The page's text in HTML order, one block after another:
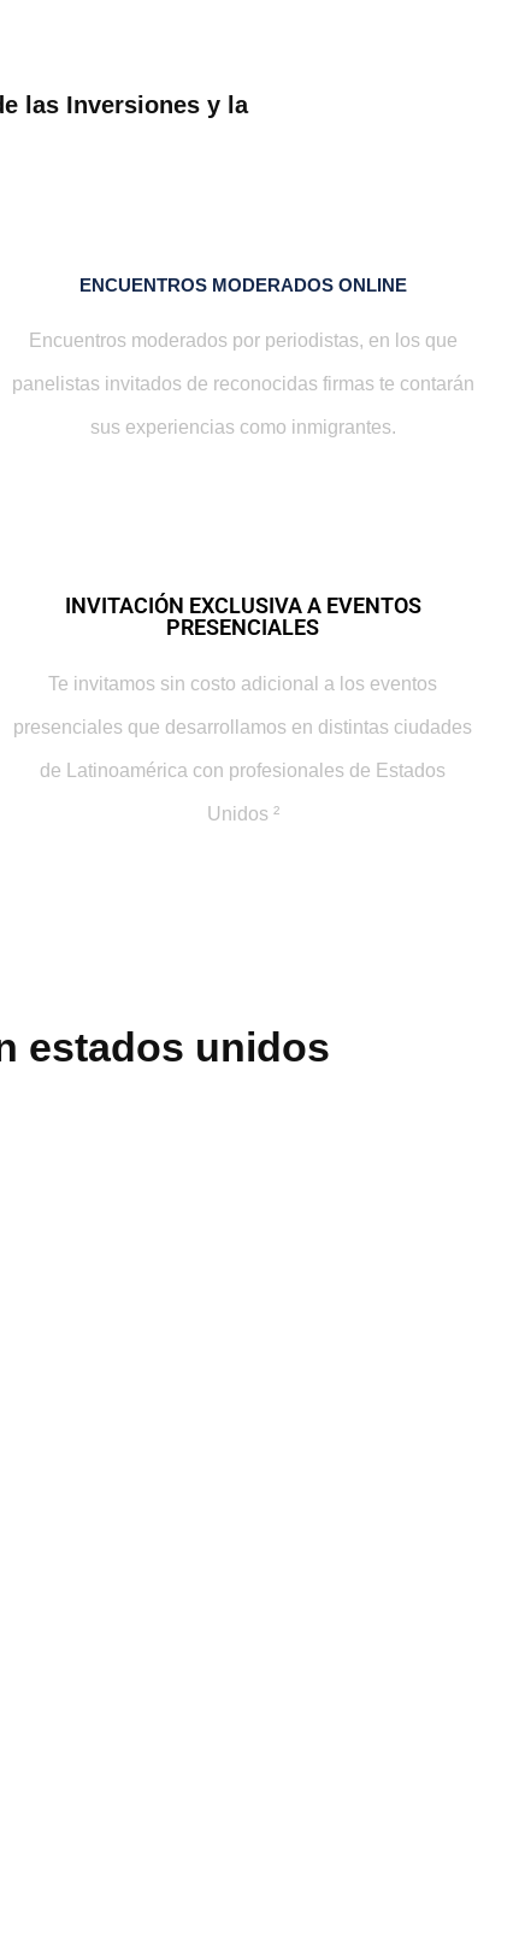
las Inversiones y la
ENCUENTROS MODERADOS ONLINE
Encuentros moderados por periodistas, en los que
panelistas invitados de reconocidas firmas te contarán
sus experiencias como inmigrantes.
INVITACIÓN EXCLUSIVA A EVENTOS
PRESENCIALES
Te invitamos sin costo adicional a los eventos
presenciales que desarrollamos en distintas ciudades
de Latinoamérica con profesionales de Estados
Unidos ²
estados unidos